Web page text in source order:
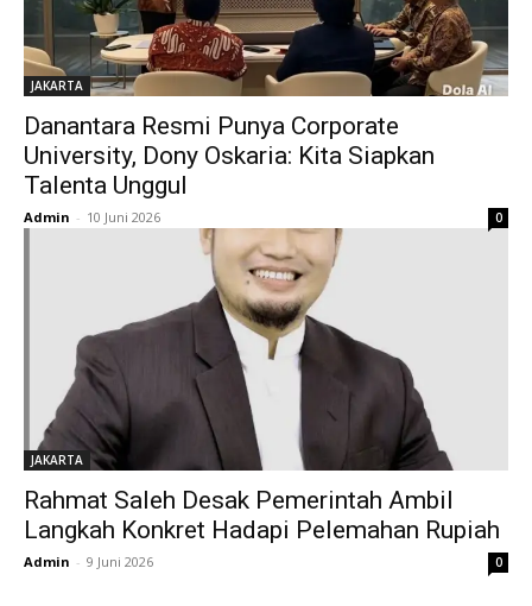
JAKARTA
‎Danantara Resmi Punya Corporate
University, Dony Oskaria: Kita Siapkan
Talenta Unggul ‎
Admin - 10 Juni 2026 0
JAKARTA
Rahmat Saleh Desak Pemerintah Ambil
Langkah Konkret Hadapi Pelemahan Rupiah
Admin - 9 Juni 2026 0